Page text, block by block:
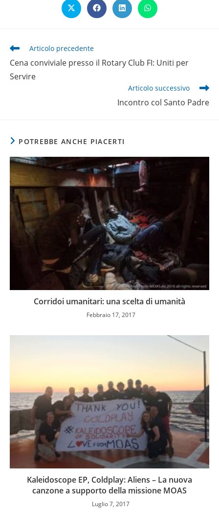
Opens
in
Opens
in
Opens
in
Opens
in
Leggi
articoli
Articolo precedente
Cena conviviale presso il Rotary Club FI: Uniti per
Servire
Articolo successivo
Incontro col Santo Padre
POTREBBE ANCHE PIACERTI
Corridoi umanitari: una scelta di umanità
Febbraio 17, 2017
Kaleidoscope EP, Coldplay: Aliens – La nuova
canzone a supporto della missione MOAS
Luglio 7, 2017